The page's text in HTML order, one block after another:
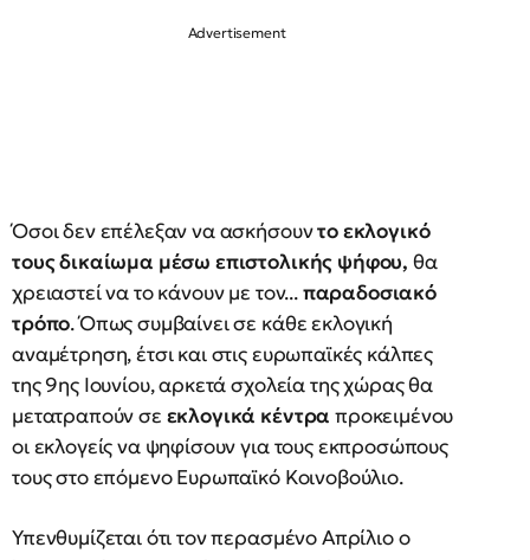
Όσοι δεν επέλεξαν να ασκήσουντο εκλογικό
τους δικαίωμα μέσω επιστολικής ψήφου, θα
χρειαστεί να το κάνουν με τον...παραδοσιακό
τρόπο. Όπως συμβαίνει σε κάθε εκλογική
αναμέτρηση, έτσι και στις ευρωπαϊκές κάλπες
της 9ης Ιουνίου, αρκετά σχολεία της χώρας θα
μετατραπούν σε εκλογικά κέντρα προκειμένου
οι εκλογείς να ψηφίσουν για τους εκπροσώπους
τους στο επόμενο Ευρωπαϊκό Κοινοβούλιο.
Υπενθυμίζεται ότι τον περασμένο Απρίλιο ο